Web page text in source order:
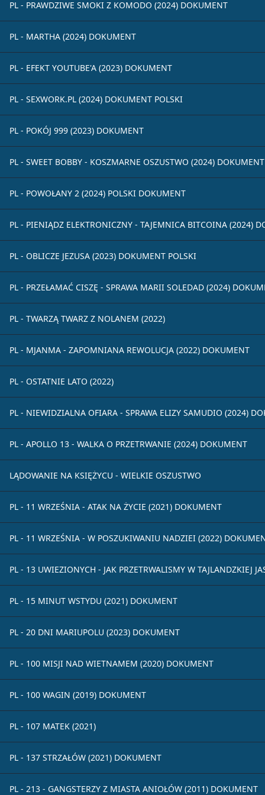
PL - PRAWDZIWE SMOKI Z KOMODO (2024) DOKUMENT
PL - MARTHA (2024) DOKUMENT
PL - EFEKT YOUTUBE'A (2023) DOKUMENT
PL - SEXWORK.PL (2024) DOKUMENT POLSKI
PL - POKÓJ 999 (2023) DOKUMENT
PL - SWEET BOBBY - KOSZMARNE OSZUSTWO (2024) DOKUMENT
PL - POWOŁANY 2 (2024) POLSKI DOKUMENT
PL - PIENIĄDZ ELEKTRONICZNY - TAJEMNICA BITCOINA (2024)
PL - OBLICZE JEZUSA (2023) DOKUMENT POLSKI
PL - PRZEŁAMAĆ CISZĘ - SPRAWA MARII SOLEDAD (2024)
PL - TWARZĄ TWARZ Z NOLANEM (2022)
PL - MJANMA - ZAPOMNIANA REWOLUCJA (2022) DOKUMENT
PL - OSTATNIE LATO (2022)
PL - NIEWIDZIALNA OFIARA - SPRAWA ELIZY SAMUDIO (2024)
PL - APOLLO 13 - WALKA O PRZETRWANIE (2024) DOKUMENT
LĄDOWANIE NA KSIĘŻYCU - WIELKIE OSZUSTWO
PL - 11 WRZEŚNIA - ATAK NA ŻYCIE (2021) DOKUMENT
PL - 11 WRZEŚNIA - W POSZUKIWANIU NADZIEI (2022)
PL - 13 UWIEZIONYCH - JAK PRZETRWALISMY W TAJLANDZKIEJ
PL - 15 MINUT WSTYDU (2021) DOKUMENT
PL - 20 DNI MARIUPOLU (2023) DOKUMENT
PL - 100 MISJI NAD WIETNAMEM (2020) DOKUMENT
PL - 100 WAGIN (2019) DOKUMENT
PL - 107 MATEK (2021)
PL - 137 STRZAŁÓW (2021) DOKUMENT
PL - 213 - GANGSTERZY Z MIASTA ANIOŁÓW (2011) DOKUMENT